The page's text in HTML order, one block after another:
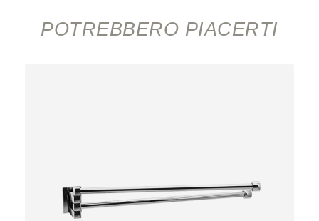
POTREBBERO PIACERTI